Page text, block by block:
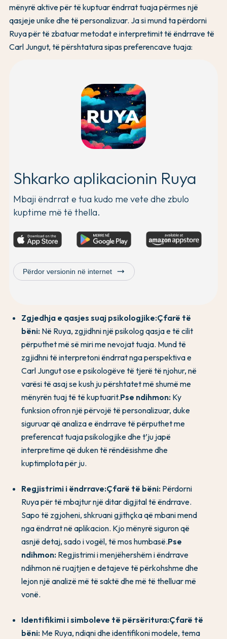
mënyrë aktive për të kuptuar ëndrrat tuaja përmes një
qasjeje unike dhe të personalizuar. Ja si mund ta përdorni
Ruya për të zbatuar metodat e interpretimit të ëndrrave të
Carl Jungut, të përshtatura sipas preferencave tuaja:
Shkarko aplikacionin Ruya
Mbaji ëndrrat e tua kudo me vete dhe zbulo
kuptime më të thella.
Përdor versionin në internet trending_flat
Zgjedhja e qasjes suaj psikologjike:Çfarë të
bëni: Në Ruya, zgjidhni një psikolog qasja e të cilit
përputhet më së miri me nevojat tuaja. Mund të
zgjidhni të interpretoni ëndrrat nga perspektiva e
Carl Jungut ose e psikologëve të tjerë të njohur, në
varësi të asaj se kush ju përshtatet më shumë me
mënyrën tuaj të të kuptuarit.Pse ndihmon: Ky
funksion ofron një përvojë të personalizuar, duke
siguruar që analiza e ëndrrave të përputhet me
preferencat tuaja psikologjike dhe t’ju japë
interpretime që duken të rëndësishme dhe
kuptimplota për ju.
Regjistrimi i ëndrrave:Çfarë të bëni: Përdorni
Ruya për të mbajtur një ditar digjital të ëndrrave.
Sapo të zgjoheni, shkruani gjithçka që mbani mend
nga ëndrrat në aplikacion. Kjo mënyrë siguron që
asnjë detaj, sado i vogël, të mos humbasë.Pse
ndihmon: Regjistrimi i menjëhershëm i ëndrrave
ndihmon në ruajtjen e detajeve të përkohshme dhe
lejon një analizë më të saktë dhe më të thelluar më
vonë.
Identifikimi i simboleve të përsëritura:Çfarë të
bëni: Me Ruya, ndiqni dhe identifikoni modele, tema